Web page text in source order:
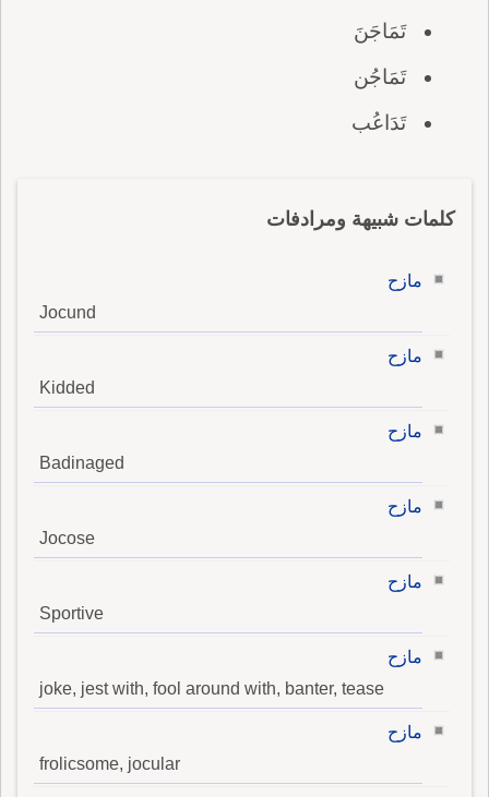
تَمَاجَنَ
تَمَاجُن
تَدَاعُب
كلمات شبيهة ومرادفات
مازح
Jocund
مازح
Kidded
مازح
Badinaged
مازح
Jocose
مازح
Sportive
مازح
joke, jest with, fool around with, banter, tease
مازح
frolicsome, jocular